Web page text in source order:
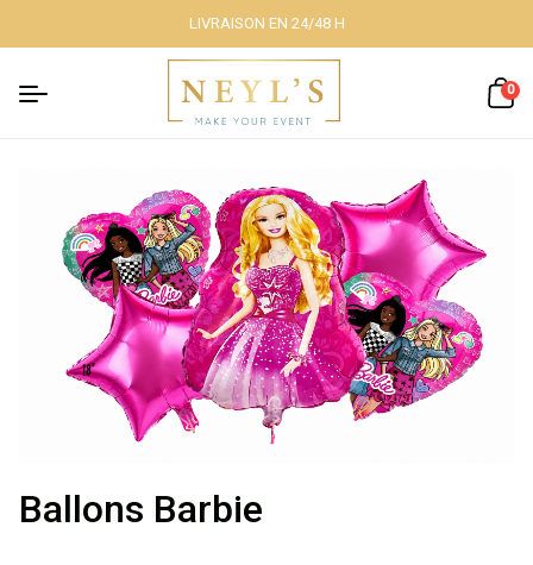
Nos packs
Décoration
lumineuse
Décoration à
thème
LIVRAISON EN 24/48 H
0
Ballons Barbie